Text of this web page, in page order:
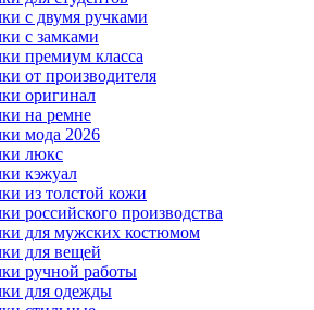
с двумя ручками
с замками
премиум класса
от производителя
оригинал
на ремне
мода 2026
люкс
кэжуал
из толстой кожи
российского производства
для мужских костюмом
для вещей
ручной работы
для одежды